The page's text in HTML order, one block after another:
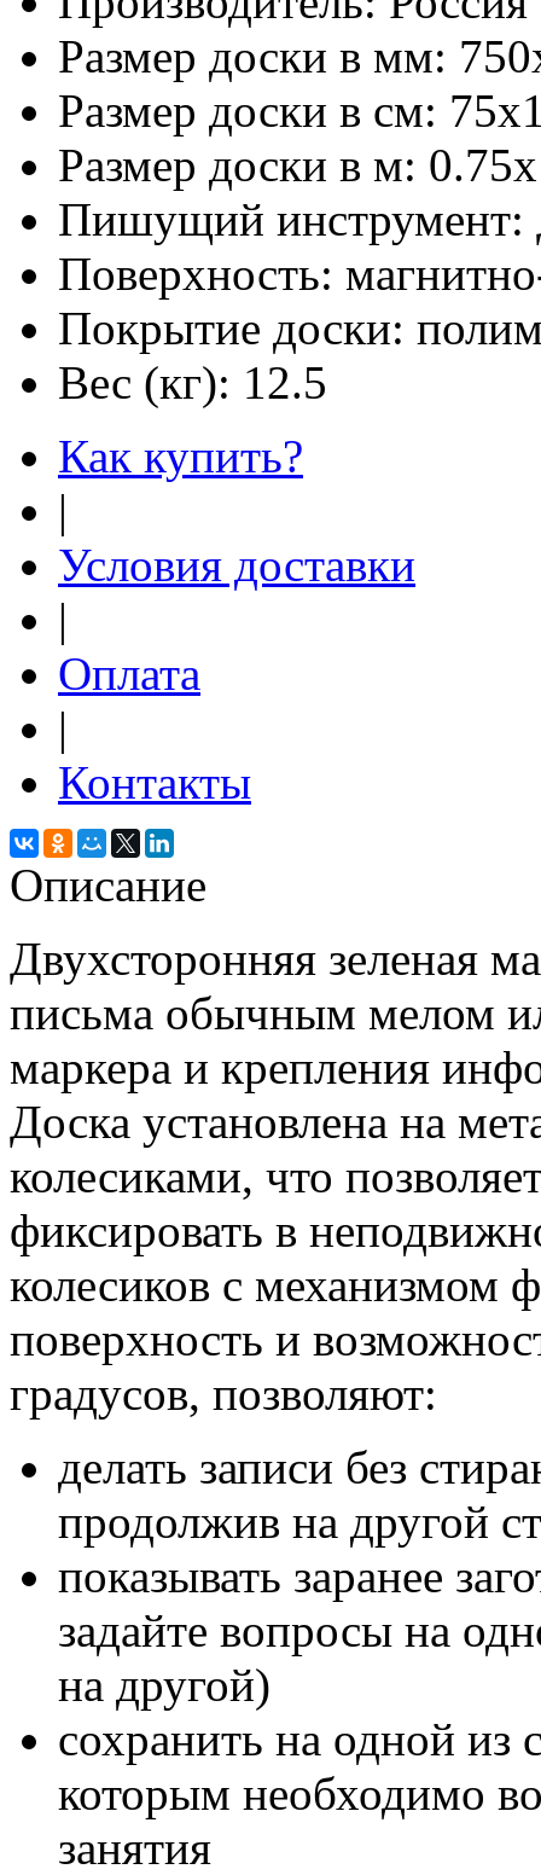
Размер доски в мм:
Размер доски в см:
Размер доски в м:
Пишущий инструмент:
Поверхность:
Покрытие доски:
Вес (кг): 12.5
Как купить?
|
Условия доставки
|
Оплата
|
Контакты
Описание
Двухсторонняя зеленая
письма обычным мелом
маркера и крепления
Доска установлена на
колесиками, что
фиксировать в
колесиков с механизмом
поверхность и
градусов, позволяют:
делать записи без
продолжив на другой
показывать заранее
задайте вопросы на
на другой)
сохранить на одной из
которым необходимо
занятия